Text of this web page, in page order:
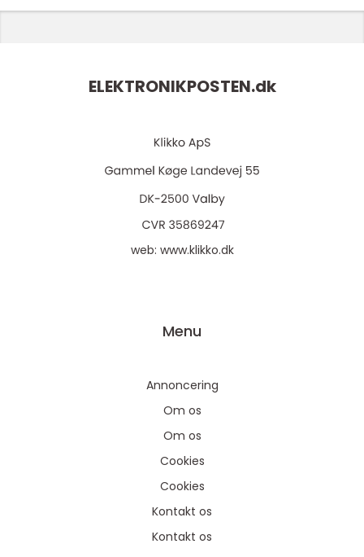
ELEKTRONIKPOSTEN.dk
web: www.klikko.dk
Menu
Annoncering
Om os
Om os
Cookies
Cookies
Kontakt os
Kontakt os